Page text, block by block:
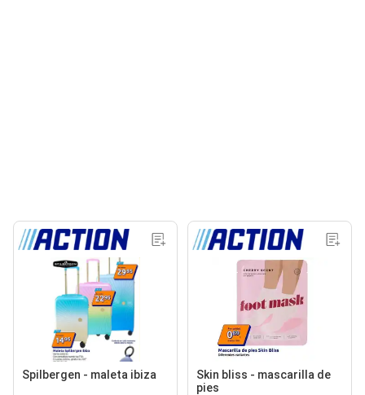
Spilbergen - maleta ibiza
Skin bliss - mascarilla de
pies